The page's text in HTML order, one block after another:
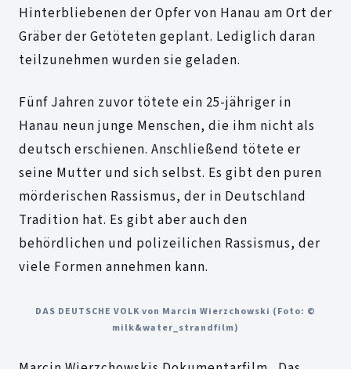
Hinterbliebenen der Opfer von Hanau am Ort der
Gräber der Getöteten geplant. Lediglich daran
teilzunehmen wurden sie geladen.
Fünf Jahren zuvor tötete ein 25-jähriger in
Hanau neun junge Menschen, die ihm nicht als
deutsch erschienen. Anschließend tötete er
seine Mutter und sich selbst. Es gibt den puren
mörderischen Rassismus, der in Deutschland
Tradition hat. Es gibt aber auch den
behördlichen und polizeilichen Rassismus, der
viele Formen annehmen kann.
DAS DEUTSCHE VOLK von Marcin Wierzchowski (Foto: ©
milk&water_strandfilm)